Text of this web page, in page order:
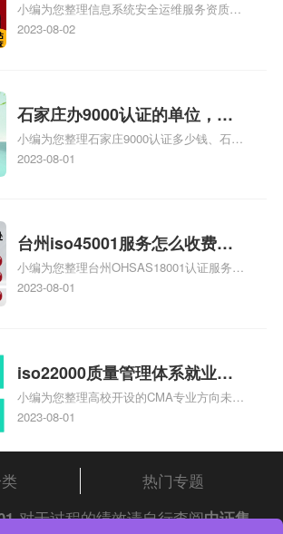
级费用，信息系统安全运维服
务资质二级
小编为您整理信息系统安全运维服务资质认
证证书机构有哪些、安全运维服务资质的费
体系认证知识，详情可查看下方正文！
2023-08-02
石家庄办9000认证的单位，石
家庄9000认证的公司
小编为您整理石家庄9000认证多少钱、石家
庄9000认证价格多少钱、石家庄9000认证
2023-08-01
台州iso45001服务怎么收费，
台州iso45001认证服务怎么收
费
小编为您整理台州OHSAS18001认证服务中
心哪家收费便宜、台州ISO9000认证，哪个
标准是什么相关iso体系认证知识，详情可
查看下方正文！
2023-08-01
iso22000质量管理体系就业方
向，质量管理与认证就业方向
小编为您整理高校开设的CMA专业方向未来
就业前景及就业方向如何、cma就业方向有
和cma未来就业方向、大学生考完cma，就
哪些就业方向相关iso体系认证知识，详情
可查看下方正文！
2023-08-01
热门专题
对于过程的绩效请自行查阅中证集